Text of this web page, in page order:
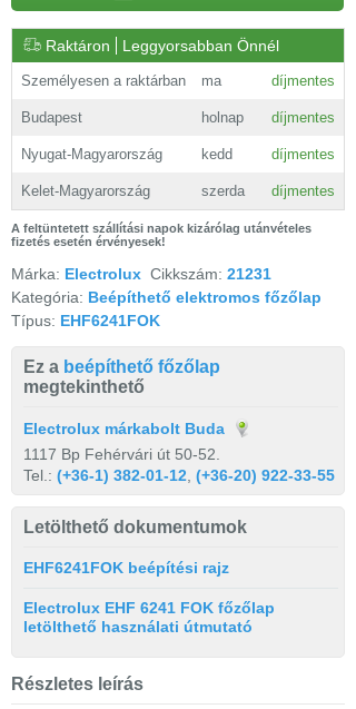
Raktáron Leggyorsabban Önnél
Személyesen a raktárban ma díjmentes
Budapest holnap díjmentes
Nyugat-Magyarország kedd díjmentes
Kelet-Magyarország szerda díjmentes
A feltüntetett szállítási napok kizárólag utánvételes
fizetés esetén érvényesek!
Márka: Electrolux Cikkszám: 21231
Kategória: Beépíthető elektromos főzőlap
Típus: EHF6241FOK
Ez a beépíthető főzőlap
megtekinthető
Electrolux márkabolt Buda
1117 Bp Fehérvári út 50-52.
Tel.: (+36-1) 382-01-12, (+36-20) 922-33-55
Letölthető dokumentumok
EHF6241FOK beépítési rajz
Electrolux EHF 6241 FOK főzőlap
letölthető használati útmutató
Részletes leírás